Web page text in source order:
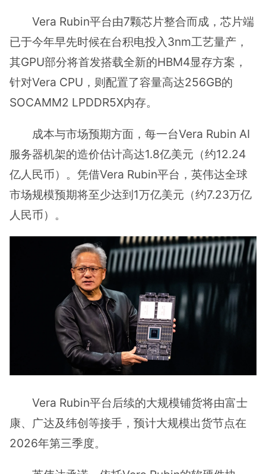
Vera Rubin平台由7颗芯片整合而成，芯片端
已于今年早先时候在台积电投入3nm工艺量产，
其GPU部分将首发搭载全新的HBM4显存方案，
针对Vera CPU，则配置了容量高达256GB的
SOCAMM2 LPDDR5X内存。
成本与市场预期方面，每一台Vera Rubin AI
服务器机架的造价估计高达1.8亿美元（约12.24
亿人民币）。凭借Vera Rubin平台，英伟达全球
市场规模预期将至少达到1万亿美元（约7.23万亿
人民币）。
Vera Rubin平台后续的大规模铺货将由富士
康、广达及纬创等接手，预计大规模出货节点在
2026年第三季度。